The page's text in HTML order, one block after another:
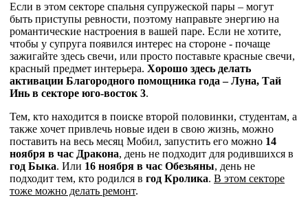
Если в этом секторе спальня супружеской пары – могут
быть приступы ревности, поэтому направьте энергию на
романтические настроения в вашей паре. Если не хотите,
чтобы у супруга появился интерес на стороне - почаще
зажигайте здесь свечи, или просто поставьте красные свечи,
красный предмет интерьера. Хорошо здесь делать
активации Благородного помощника года – Луна, Тай
Инь в секторе юго-восток 3.
Тем, кто находится в поиске второй половинки, студентам, а
также хочет привлечь новые идеи в свою жизнь, можно
поставить на весь месяц Мобил, запустить его можно 14
ноября в час Дракона, день не подходит для родившихся в
год Быка. Или 16 ноября в час Обезьяны, день не
подходит тем, кто родился в год Кролика. В этом секторе
тоже можно делать ремонт.